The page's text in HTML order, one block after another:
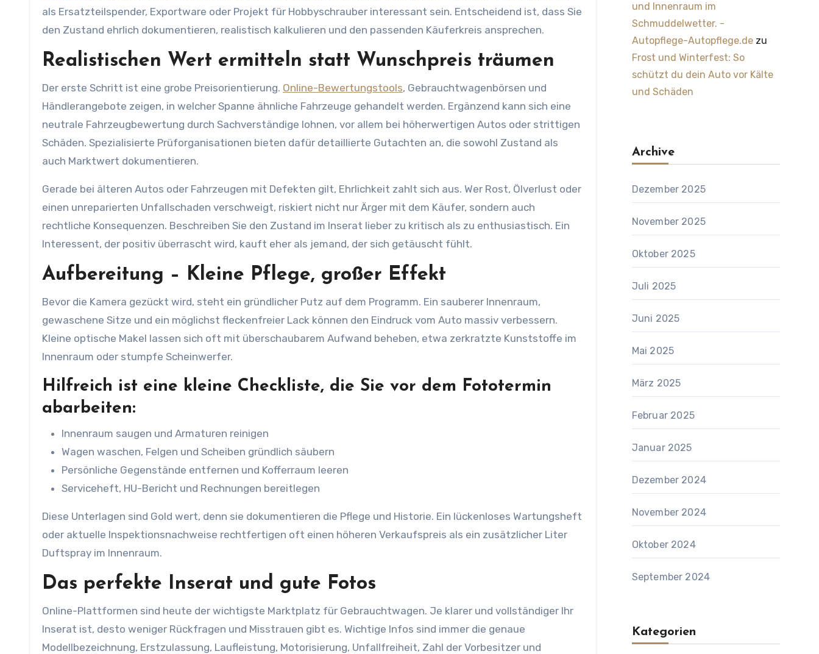
als Ersatzteilspender, Exportware oder Projekt für Hobbyschrauber interessant sein. Entscheidend ist, dass Sie
den Zustand ehrlich dokumentieren, realistisch kalkulieren und den passenden Käuferkreis ansprechen.
Realistischen Wert ermitteln statt Wunschpreis träumen
Der erste Schritt ist eine grobe Preisorientierung. Online-Bewertungstools, Gebrauchtwagenbörsen und
Händlerangebote zeigen, in welcher Spanne ähnliche Fahrzeuge gehandelt werden. Ergänzend kann sich eine
neutrale Fahrzeugbewertung durch Sachverständige lohnen, vor allem bei höherwertigen Autos oder strittigen
Schäden. Spezialisierte Prüforganisationen bieten dafür detaillierte Gutachten an, die sowohl Zustand als
auch Marktwert dokumentieren.
Gerade bei älteren Autos oder Fahrzeugen mit Defekten gilt, Ehrlichkeit zahlt sich aus. Wer Rost, Ölverlust oder
einen unreparierten Unfallschaden verschweigt, riskiert nicht nur Ärger mit dem Käufer, sondern auch
rechtliche Konsequenzen. Beschreiben Sie den Zustand im Inserat lieber zu kritisch als zu enthusiastisch. Ein
Interessent, der positiv überrascht wird, kauft eher als jemand, der sich getäuscht fühlt.
Aufbereitung – Kleine Pflege, großer Effekt
Bevor die Kamera gezückt wird, steht ein gründlicher Putz auf dem Programm. Ein sauberer Innenraum,
gewaschene Sitze und ein möglichst fleckenfreier Lack können den Eindruck vom Auto massiv verbessern.
Kleine optische Makel lassen sich oft mit überschaubarem Aufwand beheben, etwa zerkratzte Kunststoffe im
Innenraum oder stumpfe Scheinwerfer.
Hilfreich ist eine kleine Checkliste, die Sie vor dem Fototermin
abarbeiten:
Innenraum saugen und Armaturen reinigen
Wagen waschen, Felgen und Scheiben gründlich säubern
Persönliche Gegenstände entfernen und Kofferraum leeren
Serviceheft, HU-Bericht und Rechnungen bereitlegen
Diese Unterlagen sind Gold wert, denn sie dokumentieren die Pflege und Historie. Ein lückenloses Wartungsheft
oder aktuelle Inspektionsnachweise rechtfertigen oft einen höheren Verkaufspreis als ein zusätzlicher Liter
Duftspray im Innenraum.
Das perfekte Inserat und gute Fotos
Online-Plattformen sind heute der wichtigste Marktplatz für Gebrauchtwagen. Je klarer und vollständiger Ihr
Inserat ist, desto weniger Rückfragen und Misstrauen gibt es. Wichtige Infos sind immer die genaue
Modellbezeichnung, Erstzulassung, Laufleistung, Motorisierung, Unfallfreiheit, Zahl der Vorbesitzer und
und Innenraum im
Schmuddelwetter. -
Autopflege-Autopflege.dezu
Frost und Winterfest: So
schützt du dein Auto vor Kälte
und Schäden
Archive
Dezember 2025
November 2025
Oktober 2025
Juli 2025
Juni 2025
Mai 2025
März 2025
Februar 2025
Januar 2025
Dezember 2024
November 2024
Oktober 2024
September 2024
Kategorien